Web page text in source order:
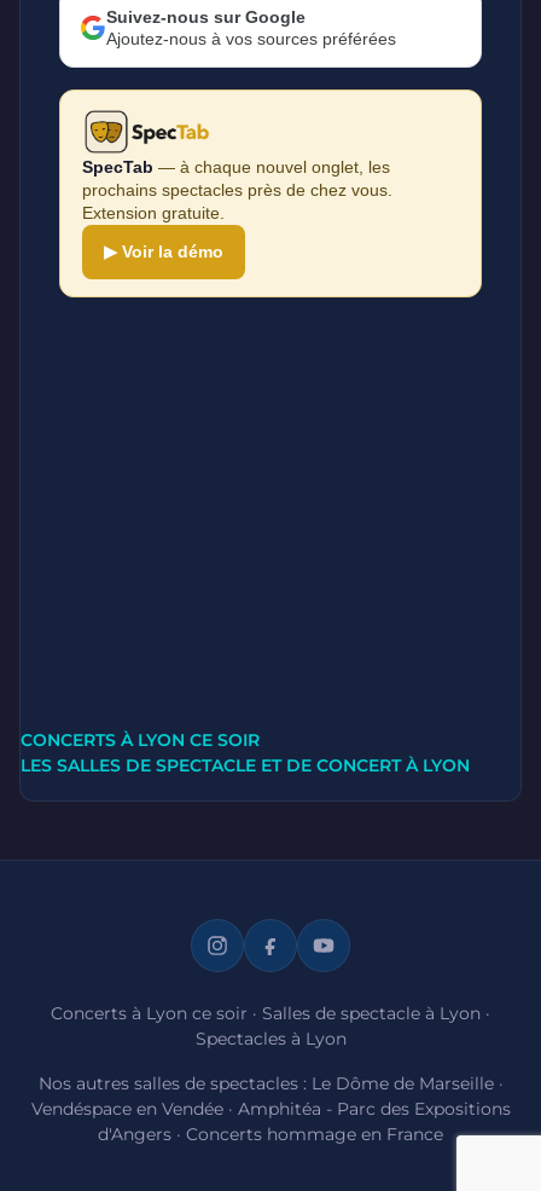
Suivez-nous sur Google
Ajoutez-nous à vos sources préférées
SpecTab — à chaque nouvel onglet, les
prochains spectacles près de chez vous.
Extension gratuite.
▶ Voir la démo
CONCERTS À LYON CE SOIR
LES SALLES DE SPECTACLE ET DE CONCERT À LYON
Concerts à Lyon ce soir · Salles de spectacle à Lyon ·
Spectacles à Lyon
Nos autres salles de spectacles : Le Dôme de Marseille·
Vendéspace en Vendée· Amphitéa - Parc des Expositions
d'Angers · Concerts hommage en France